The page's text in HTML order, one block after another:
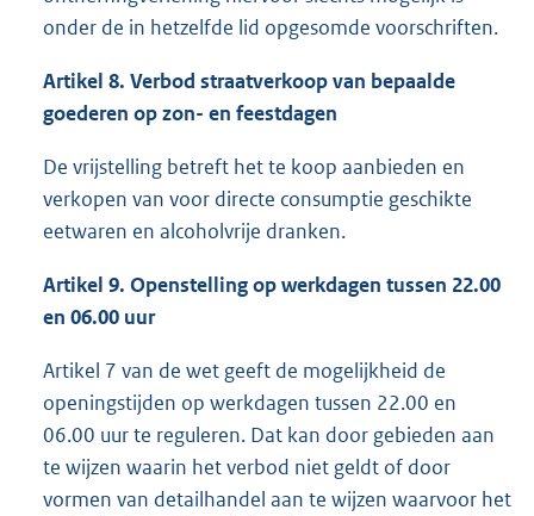
onder de in hetzelfde lid opgesomde voorschriften.
Artikel 8. Verbod straatverkoop van bepaalde
goederen op zon- en feestdagen
De vrijstelling betreft het te koop aanbieden en
verkopen van voor directe consumptie geschikte
eetwaren en alcoholvrije dranken.
Artikel 9. Openstelling op werkdagen tussen 22.00
en 06.00 uur
Artikel 7 van de wet geeft de mogelijkheid de
openingstijden op werkdagen tussen 22.00 en
06.00 uur te reguleren. Dat kan door gebieden aan
te wijzen waarin het verbod niet geldt of door
vormen van detailhandel aan te wijzen waarvoor het